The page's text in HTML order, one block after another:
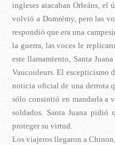
ingleses atacaban Orleáns, el
volvió a Domrémy, pero las
respondió que era una
la guerra, las voces le
este llamamiento, Santa
Vaucouleurs. El escepticismo
noticia oficial de una derrota
sólo consintió en mandarla a
soldados. Santa Juana pidió
proteger su virtud.
Los viajeros llegaron a